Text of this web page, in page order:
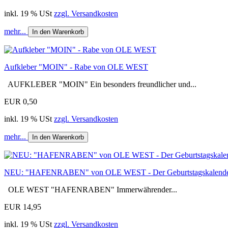
inkl. 19 % USt zzgl. Versandkosten
mehr... In den Warenkorb
Aufkleber "MOIN" - Rabe von OLE WEST
AUFKLEBER "MOIN" Ein besonders freundlicher und...
EUR 0,50
inkl. 19 % USt zzgl. Versandkosten
mehr... In den Warenkorb
NEU: "HAFENRABEN" von OLE WEST - Der
OLE WEST "HAFENRABEN" Immerwährender...
EUR 14,95
inkl. 19 % USt zzgl. Versandkosten